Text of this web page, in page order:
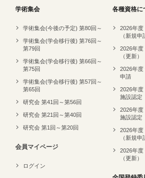
学術集会
学術集会(今後の予定) 第80回～
学術集会(学会移行後) 第76回～
第79回
学術集会(学会移行後) 第66回～
第75回
学術集会(学会移行後) 第57回～
第65回
研究会 第41回～第56回
研究会 第21回～第40回
研究会 第1回～第20回
会員マイページ
ログイン
各種資格に
2026年度
（新規申
2026年度
（更新）
2026年度
申請
2026年度
施設認定
2026年度
施設認定
2026年度
（新規申
2026年度
（更新）